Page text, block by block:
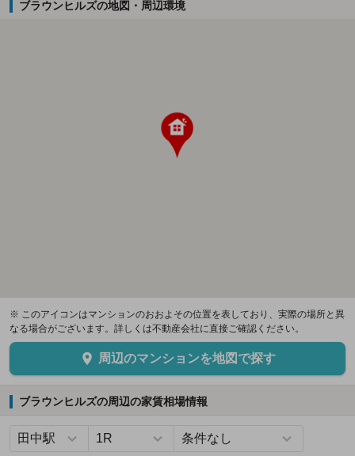
ブラウンヒルズの地図・周辺環境
※ このアイコンはマンションのおおよその位置を表しており、実際の場所と異
なる場合がございます。詳しくは不動産会社に直接ご確認ください。
周辺のマンションを地図で探す
ブラウンヒルズの周辺の家賃相場情報